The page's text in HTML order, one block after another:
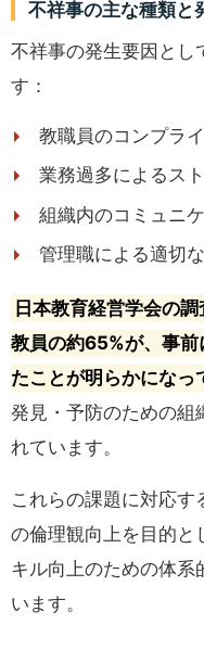
不祥事の主な種類と
不祥事の発生要因とし
す：
教職員のコンプラ
業務過多によるス
組織内のコミュニ
管理職による適切
日本教育経営学会の
教員の約65%が、事
たことが明らかになっ
発見・予防のための組
れています。
これらの課題に対応す
の倫理観向上を目的と
キル向上のための体系
います。